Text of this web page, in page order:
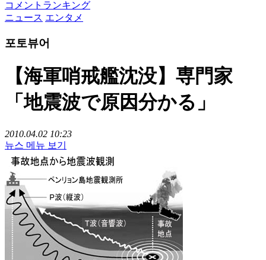
コメントランキング
ニュース エンタメ
포토뷰어
【海軍哨戒艦沈没】専門家
「地震波で原因分かる」
2010.04.02 10:23
뉴스 메뉴 보기